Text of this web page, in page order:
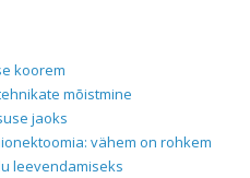
koorem
mõistmine
jaoks
vähem on rohkem
leevendamiseks